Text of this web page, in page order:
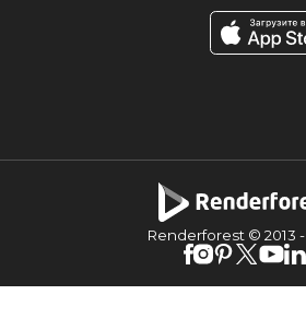
Renderforest © 2013 -